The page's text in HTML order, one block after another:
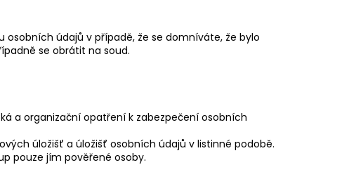
údajů v případě, že se domníváte, že bylo
se obrátit na soud.
a organizační opatření k zabezpečení osobních
úložišť a úložišť osobních údajů v listinné podobě.
pouze jím pověřené osoby.